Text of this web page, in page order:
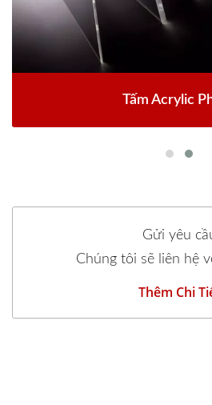
Tấm Acrylic
Gửi yêu
Chúng tôi sẽ liên hệ
Thêm Chi